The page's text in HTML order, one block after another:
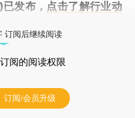
发布， 点击了解行业动
订阅后继续阅读
阅的阅读权限
订阅/会员升级